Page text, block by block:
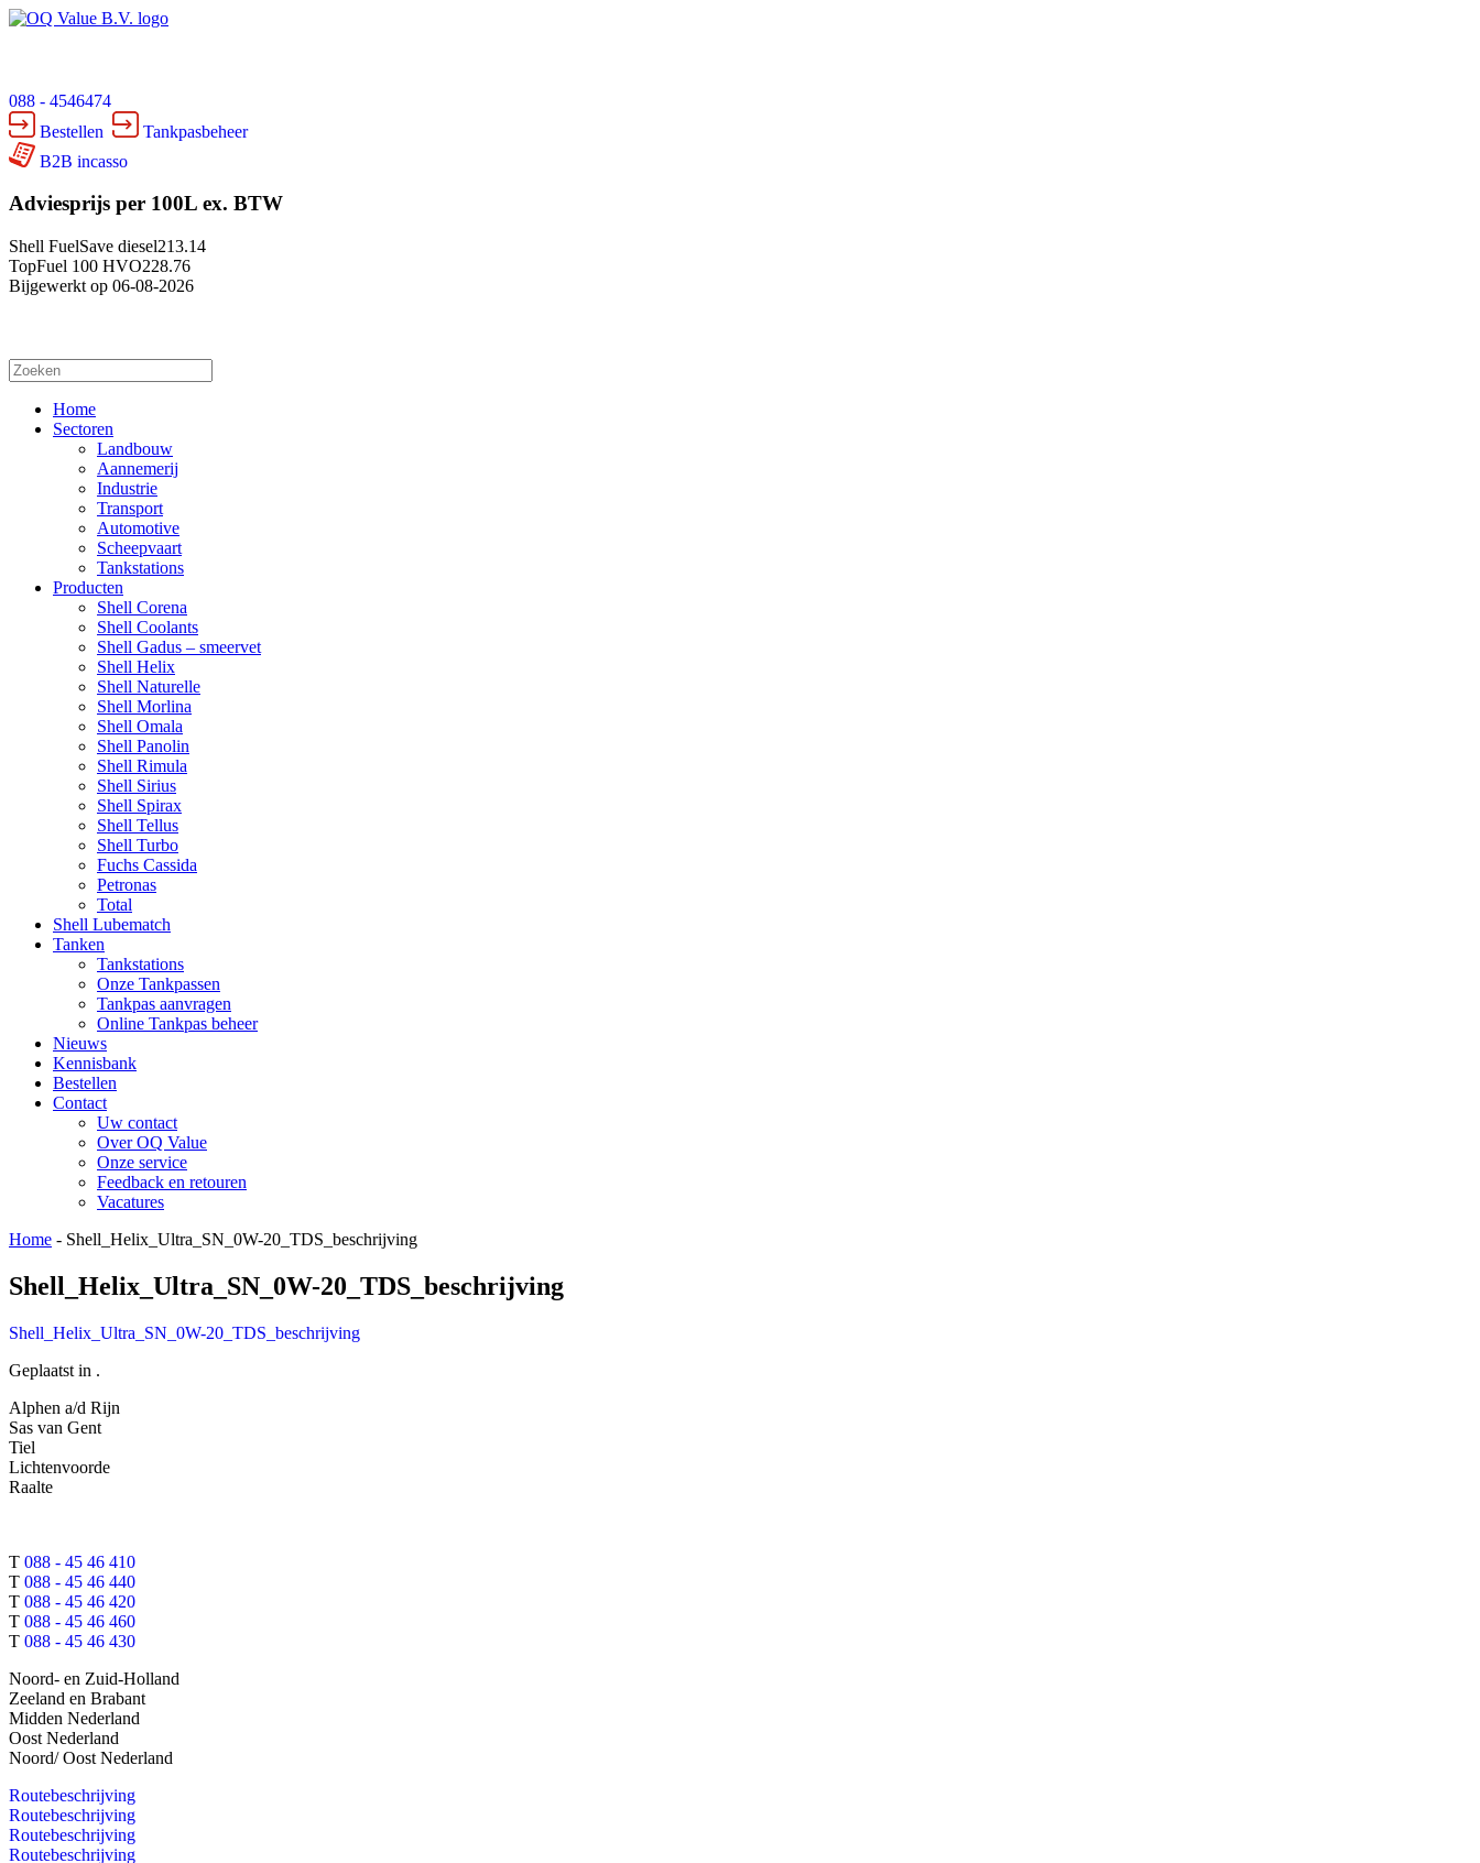
088 - 4546474
Bestellen
Tankpasbeheer
B2B incasso
Adviesprijs per 100L ex. BTW
Shell FuelSave diesel213.14
TopFuel 100 HVO228.76
Bijgewerkt op 06-08-2026
Home
Sectoren
Landbouw
Aannemerij
Industrie
Transport
Automotive
Scheepvaart
Tankstations
Producten
Shell Corena
Shell Coolants
Shell Gadus – smeervet
Shell Helix
Shell Naturelle
Shell Morlina
Shell Omala
Shell Panolin
Shell Rimula
Shell Sirius
Shell Spirax
Shell Tellus
Shell Turbo
Fuchs Cassida
Petronas
Total
Shell Lubematch
Tanken
Tankstations
Onze Tankpassen
Tankpas aanvragen
Online Tankpas beheer
Nieuws
Kennisbank
Bestellen
Contact
Uw contact
Over OQ Value
Onze service
Feedback en retouren
Vacatures
Home - Shell_Helix_Ultra_SN_0W-20_TDS_beschrijving
Shell_Helix_Ultra_SN_0W-20_TDS_beschrijving
Shell_Helix_Ultra_SN_0W-20_TDS_beschrijving
Geplaatst in .
Alphen a/d Rijn
Sas van Gent
Tiel
Lichtenvoorde
Raalte
T 088 - 45 46 410
T 088 - 45 46 440
T 088 - 45 46 420
T 088 - 45 46 460
T 088 - 45 46 430
Noord- en Zuid-Holland
Zeeland en Brabant
Midden Nederland
Oost Nederland
Noord/ Oost Nederland
Routebeschrijving
Routebeschrijving
Routebeschrijving
Routebeschrijving